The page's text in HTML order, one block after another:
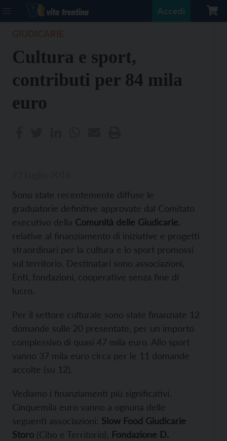
Accedi
Cultura e sport,
contributi per 84 mila
euro
Sono state recentemente diffuse le
graduatorie definitive approvate dal Comitato
esecutivo della Comunità delle Giudicarie
relative al finanziamento di iniziative e progetti
straordinari per la cultura e lo sport promossi
sul territorio. Destinatari sono associazioni,
Enti, fondazioni, cooperative senza fine di
lucro.
Per il settore culturale sono state finanziate 12
domande sulle 20 presentate, per un importo
complessivo di quasi 47 mila euro. Allo sport
vanno 37 mila euro circa per le 11 domande
accolte (su 12).
Vediamo i finanziamenti più significativi.
Cinquemila euro vanno a ognuna delle
seguenti associazioni: Slow Food Giudicarie
Storo (Cibo e Territorio); Fondazione D.